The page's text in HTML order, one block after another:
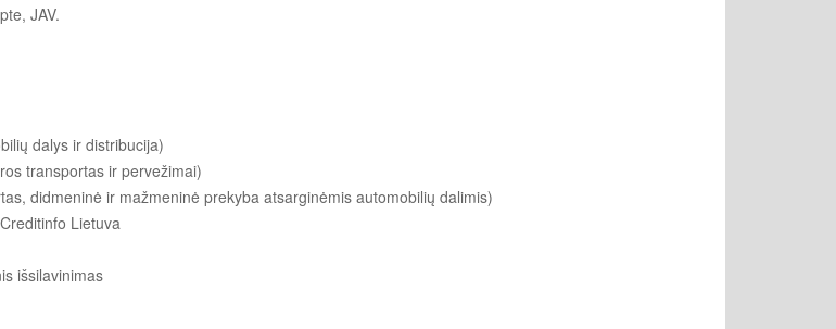
JAV.
dalys ir distribucija)
transportas ir pervežimai)
didmeninė ir mažmeninė prekyba atsarginėmis automobilių dalimis)
Lietuva
išsilavinimas